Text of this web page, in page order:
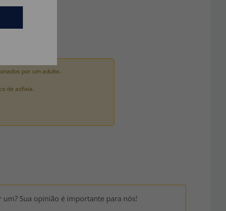
por um adulto.
de asfixia.
Sua opinião é importante para nós!